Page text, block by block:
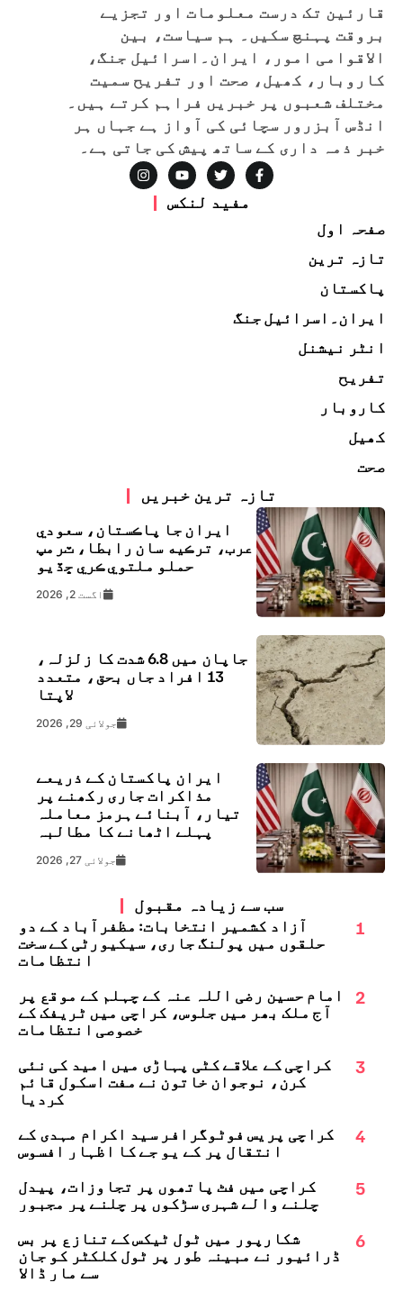
قارئین تک درست معلومات اور تجزیے
بروقت پہنچ سکیں۔ ہم سیاست، بین
الاقوامی امور، ایران۔اسرائیل جنگ،
کاروبار، کھیل، صحت اور تفریح سمیت
مختلف شعبوں پر خبریں فراہم کرتے ہیں۔
انڈس آبزرور سچائی کی آواز ہے جہاں ہر
خبر ذمہ داری کے ساتھ پیش کی جاتی ہے۔
مفید لنکس
صفحہ اول
تازہ ترین
پاکستان
ایران۔اسرائیل جنگ
انٹر نیشنل
تفریح
کاروبار
کھیل
صحت
تازہ ترین خبریں
ايران جا پاڪستان، سعودي
عرب، ترڪيه سان رابطا، ٽرمپ
حملو ملتوي ڪري ڇڏيو
اگست 2, 2026
جاپان میں 6.8 شدت کا زلزلہ،
13 افراد جاں بحق، متعدد
لاپتا
جولائی 29, 2026
ایران پاکستان کے ذریعے
مذاکرات جاری رکھنے پر
تیار، آبنائے ہرمز معاملہ
پہلے اٹھانے کا مطالبہ
جولائی 27, 2026
سب سے زیادہ مقبول
1
آزاد کشمیر انتخابات: مظفرآباد کے دو
حلقوں میں پولنگ جاری، سیکیورٹی کے سخت
انتظامات
2
امام حسین رضی اللہ عنہ کے چہلم کے موقع پر
آج ملک بھر میں جلوس، کراچی میں ٹریفک کے
خصوصی انتظامات
3
کراچی کے علاقے کٹی پہاڑی میں امید کی نئی
کرن، نوجوان خاتون نے مفت اسکول قائم
کردیا
4
کراچی پریس فوٹوگرافر سید اکرام مہدی کے
انتقال پر کے یو جے کا اظہارِ افسوس
5
کراچی میں فٹ پاتھوں پر تجاوزات، پیدل
چلنے والے شہری سڑکوں پر چلنے پر مجبور
6
شکارپور میں ٹول ٹیکس کے تنازع پر بس
ڈرائیور نے مبینہ طور پر ٹول کلکٹر کو جان
سے مار ڈالا